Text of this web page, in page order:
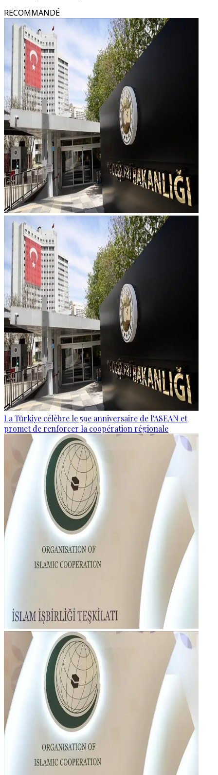
RECOMMANDÉ
La Türkiye célèbre le 59e anniversaire de l'ASEAN et
promet de renforcer la coopération régionale